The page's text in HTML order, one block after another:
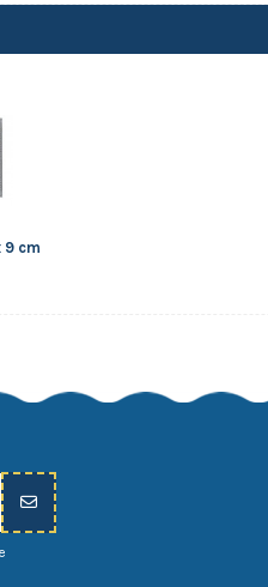
9 cm